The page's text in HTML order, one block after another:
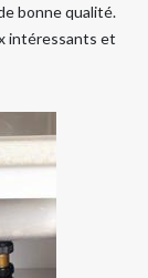
bonne qualité.
intéressants et